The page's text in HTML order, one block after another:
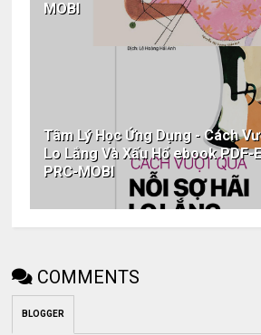
MOBI
Tâm Lý Học Ứng Dụng - Cách
Lo Lắng Và Xấu Hổ ebook PDF-
PRC-MOBI
COMMENTS
BLOGGER